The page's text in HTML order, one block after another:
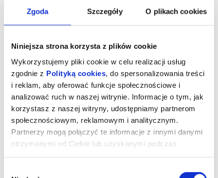
Zgoda Szczegóły O plikach cookies
Niniejsza strona korzysta z plików cookie
Wykorzystujemy pliki cookie w celu realizacji usług
zgodnie z Polityką cookies , do spersonalizowania treści
i reklam, aby oferować funkcje społecznościowe i
analizować ruch w naszej witrynie. Informacje o tym, jak
korzystasz z naszej witryny, udostępniamy partnerom
społecznościowym, reklamowym i analitycznym.
Partnerzy mogą połączyć te informacje z innymi danymi
otrzymanymi od Ciebie lub uzyskanymi podczas
MAM COŚ W GŁĘBI NIE DO
PRZEDSTAWIENIA. HAMLET
11.09.2026, Kraków
kup bilet
"KOMEDIA ODLOTOWA, CZYLI
LUMBAGO" TEATR CAPITOL
10.09.2026, Nowy Sącz